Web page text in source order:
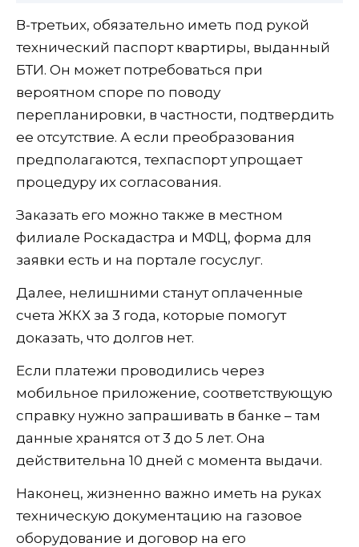
В-третьих, обязательно иметь под рукой
технический паспорт квартиры, выданный
БТИ. Он может потребоваться при
вероятном споре по поводу
перепланировки, в частности, подтвердить
ее отсутствие. А если преобразования
предполагаются, техпаспорт упрощает
процедуру их согласования.
Заказать его можно также в местном
филиале Роскадастра и МФЦ, форма для
заявки есть и на портале госуслуг.
Далее, нелишними станут оплаченные
счета ЖКХ за 3 года, которые помогут
доказать, что долгов нет.
Если платежи проводились через
мобильное приложение, соответствующую
справку нужно запрашивать в банке – там
данные хранятся от 3 до 5 лет. Она
действительна 10 дней с момента выдачи.
Наконец, жизненно важно иметь на руках
техническую документацию на газовое
оборудование и договор на его